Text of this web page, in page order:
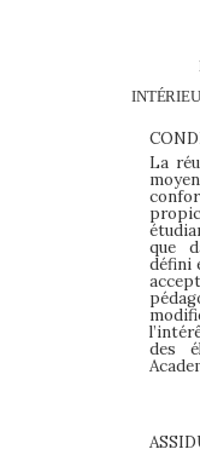
La
que
défini
des